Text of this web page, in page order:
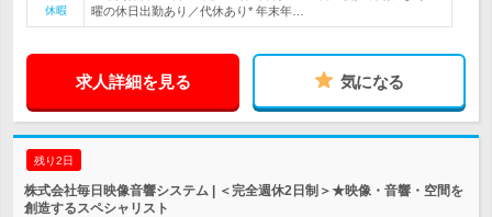
休暇
曜の休日出勤あり／代休あり* 年末年…
求人詳細を見る 気になる
残り2日
株式会社毎日映像音響システム | ＜完全週休2日制＞★映像・音響・空間を
創造するスペシャリスト